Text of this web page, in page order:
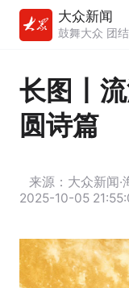
大众新闻
鼓舞大众 团
长图丨
圆诗篇
来源：大众新闻·
2025-10-05